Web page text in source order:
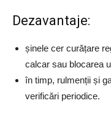
Dezavantaje:
șinele cer curățare
calcar sau blocarea
în timp, rulmenții și
verificări periodice.